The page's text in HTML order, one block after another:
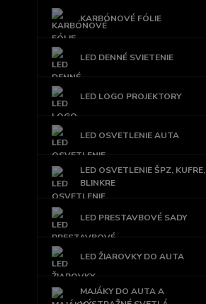
KARBÓNOVÉ FÓLIE
LED DENNÉ SVIETENIE
LED LOGO PROJEKTORY
LED OSVETLENIE AUTA
LED OSVETLENIE ŠPZ, KUFRE,
BLINKRE
LED PRESTAVBOVÉ SADY
LED ŽIAROVKY DO AUTA
MAJÁKY DO AUTA A